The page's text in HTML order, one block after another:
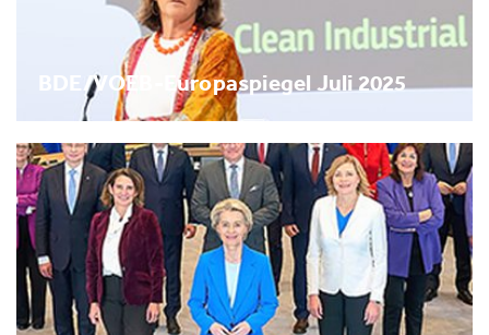
BDE/VOEB-Europaspiegel Juli 2025